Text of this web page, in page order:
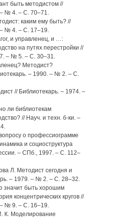
быть методистом //
– № 4. – С. 70–71.
каким ему быть? //
– № 4. – С. 17–19.
и управленец, и …:
на путях перестройки //
– № 5. – С. 30–31.
Методист?
– 1990. – № 2. – С.
// Библиотекарь. – 1974. –
ли библиотекам
// Науч. и техн. б-ки. –
о профессиограмме
и социоструктура
– СПб., 1997. – С. 112–
Л. Методист сегодня и
– 1979. – № 2. – С. 28–32.
значит быть хорошим
концентрических кругов //
– № 9. – С. 16–19.
К. Моделирование